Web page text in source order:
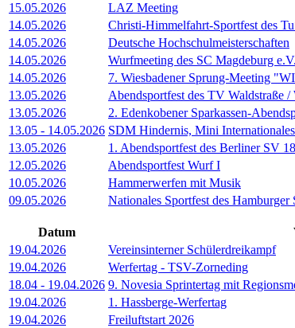
15.05.2026
LAZ Meeting
14.05.2026
Christi-Himmelfahrt-Sportfest des
14.05.2026
Deutsche Hochschulmeisterschaften
14.05.2026
Wurfmeeting des SC Magdeburg e.V.
14.05.2026
7. Wiesbadener Sprung-Meeting
13.05.2026
Abendsportfest des TV Waldstraße /
13.05.2026
2. Edenkobener Sparkassen-
13.05 - 14.05.2026 SDM Hindernis, Mini
13.05.2026
1. Abendsportfest des Berliner SV
12.05.2026
Abendsportfest Wurf I
10.05.2026
Hammerwerfen mit Musik
09.05.2026
Nationales Sportfest des Hamburger
Datum
19.04.2026
Vereinsinterner Schülerdreikampf
19.04.2026
Werfertag - TSV-Zorneding
18.04 - 19.04.2026 9. Novesia Sprintertag mit
19.04.2026
1. Hassberge-Werfertag
19.04.2026
Freiluftstart 2026